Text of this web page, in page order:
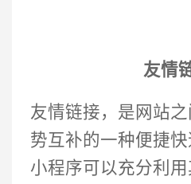
友情
友情链接，是网站
势互补的一种便捷快
小程序可以充分利